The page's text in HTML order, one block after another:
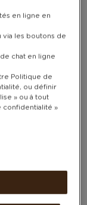
en ligne en
les boutons de
chat en ligne
Politique de
ou définir
» ou à tout
confidentialité »